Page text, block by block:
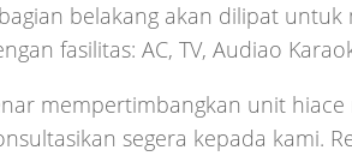
belakang akan dilipat
fasilitas: AC, TV, Audiao
mempertimbangkan unit hiace
segera kepada kami.